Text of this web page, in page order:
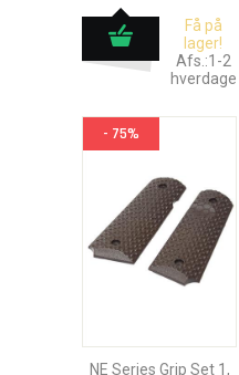
Få på
lager!
Afs.:1-2
hverdage
- 75%
NE Series Grip Set 1,